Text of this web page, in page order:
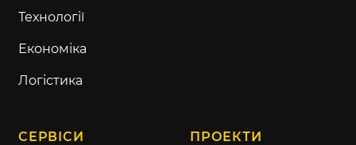
Технології
Економіка
Логістика
СЕРВІСИ ПРОЕКТИ